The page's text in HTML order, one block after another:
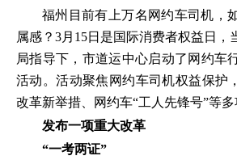
福州目前有上万名网约车司机，
属感？3月15日是国际消费者权益日，
局指导下，市道运中心启动了网约车
活动。活动聚焦网约车司机权益保护
改革新举措、网约车“工人先锋号”等多
发布一项重大改革
“一考两证”